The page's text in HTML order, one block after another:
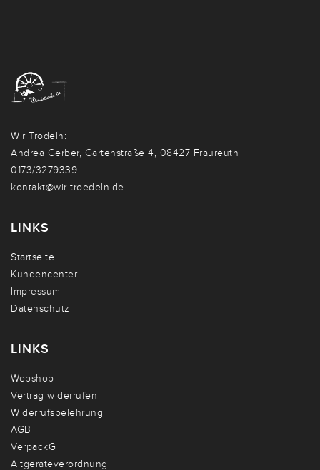
Wir Trödeln:
Andrea Gerber, Gartenstraße 4, 08427 Fraureuth
0173/3279339
kontakt@wir-troedeln.de
LINKS
Startseite
Kundencenter
Impressum
Datenschutz
LINKS
Webshop
Vertrag widerrufen
Widerrufsbelehrung
AGB
VerpackG
Altgeräteverordnung